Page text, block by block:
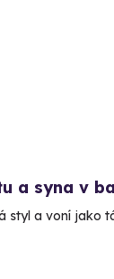
a syna v
styl a voní jako